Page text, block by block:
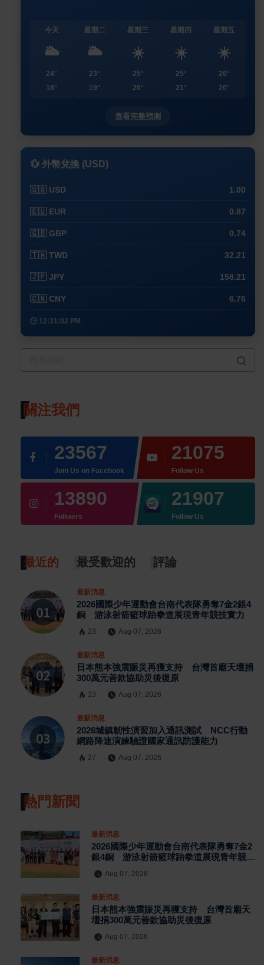
今天
🌥️
24°
18°
星期二
🌥️
23°
19°
星期三
☀️
25°
20°
星期四
☀️
25°
21°
星期五
☀️
26°
20°
查看完整預測
💱 外幣兌換 (USD)
🇺🇸 USD 1.00
🇪🇺 EUR 0.87
🇬🇧 GBP 0.74
🇹🇼 TWD 32.21
🇯🇵 JPY 158.21
🇨🇳 CNY 6.76
🕒 12:31:02 PM
關注我們
23567
Join Us on Facebook
21075
Follow Us
13890
Follwers
21907
Follow Us
最近的 最受歡迎的 評論
最新消息
2026國際少年運動會台南代表隊勇奪7金2銀4
銅 游泳射箭籃球跆拳道展現青年競技實力
23 Aug 07, 2026
最新消息
日本熊本強震賑災再獲支持 台灣首廟天壇捐
300萬元善款協助災後復原
23 Aug 07, 2026
最新消息
2026城鎮韌性演習加入通訊測試 NCC行動
網路降速演練驗證國家通訊防護能力
27 Aug 07, 2026
熱門新聞
最新消息
2026國際少年運動會台南代表隊勇奪7金2
銀4銅 游泳射箭籃球跆拳道展現青年競技
Aug 07, 2026
最新消息
日本熊本強震賑災再獲支持 台灣首廟天
壇捐300萬元善款協助災後復原
Aug 07, 2026
最新消息